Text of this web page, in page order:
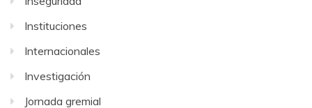
Instituciones
Internacionales
Investigación
Jornada gremial